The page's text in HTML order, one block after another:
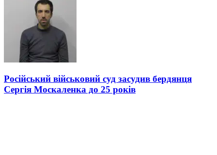
Російський військовий суд засудив бердянця
Сергія Москаленка до 25 років